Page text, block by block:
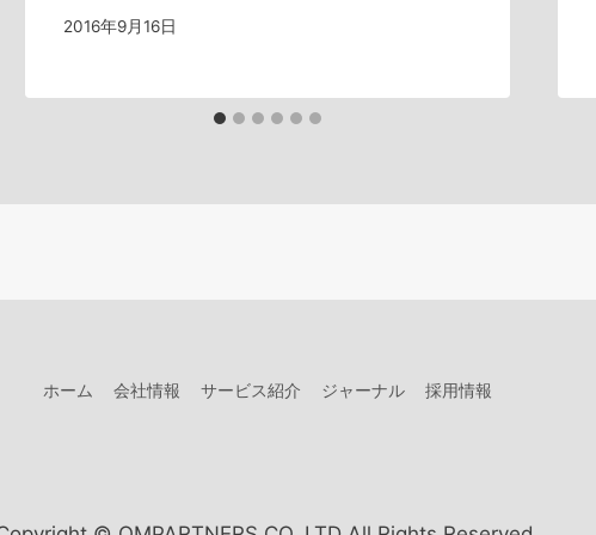
2016年9月16日
ホーム 会社情報 サービス紹介 ジャーナル 採用情報